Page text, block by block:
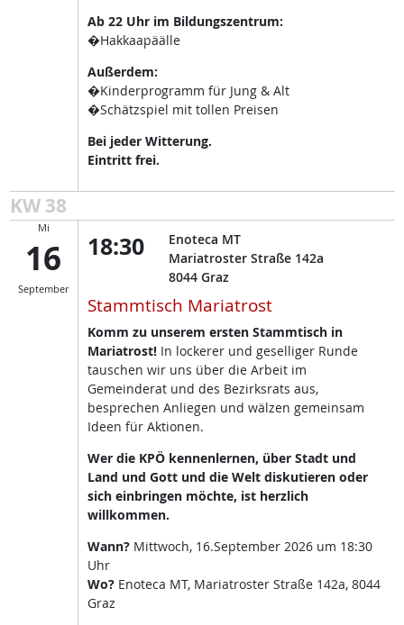
Ab 22 Uhr im Bildungszentrum:
�Hakkaapäälle
Außerdem:
�Kinderprogramm für Jung & Alt
�Schätzspiel mit tollen Preisen
Bei jeder Witterung.
Eintritt frei.
KW 38
Mi
16
September
18:30
Enoteca MT
Mariatroster Straße 142a
8044 Graz
Stammtisch Mariatrost
Komm zu unserem ersten Stammtisch in
Mariatrost!In lockerer und geselliger Runde
tauschen wir uns über die Arbeit im
Gemeinderat und des Bezirksrats aus,
besprechen Anliegen und wälzen gemeinsam
Ideen für Aktionen.
Wer die KPÖ kennenlernen, über Stadt und
Land und Gott und die Welt diskutieren oder
sich einbringen möchte, ist herzlich
willkommen.
Wann?Mittwoch, 16.September 2026 um 18:30
Uhr
Wo?Enoteca MT, Mariatroster Straße 142a, 8044
Graz